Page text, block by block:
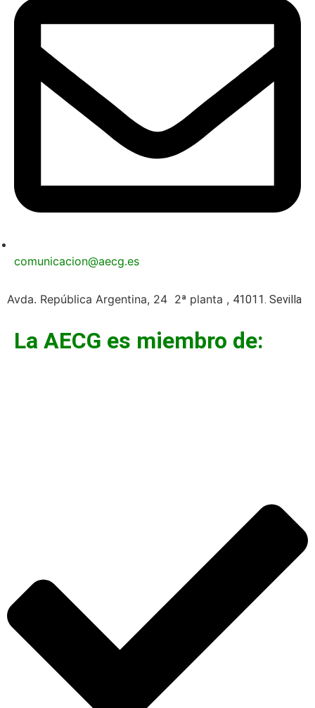
comunicacion@aecg.es
Avda. República Argentina, 24 2ª planta , 41011. Sevilla
La AECG es miembro de: